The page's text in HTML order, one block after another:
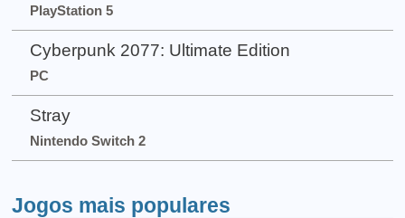
PlayStation 5
Cyberpunk 2077: Ultimate Edition
PC
Stray
Nintendo Switch 2
Jogos mais populares